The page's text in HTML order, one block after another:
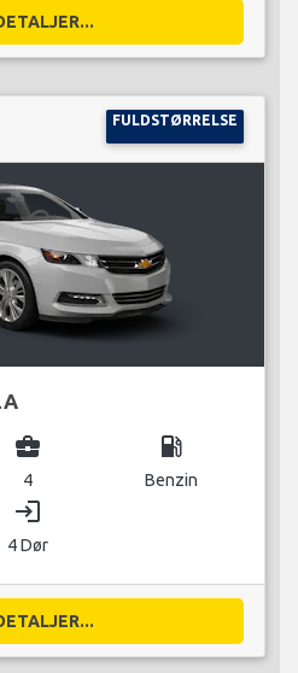
FULDSTØRRELSE
business_center
4
local_gas_station
Benzin
login
4 Dør